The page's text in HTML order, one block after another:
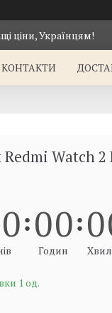
ціни, Українцям!
КОНТАКТИ
Watch 2
0 00
Годин
0
1 од.